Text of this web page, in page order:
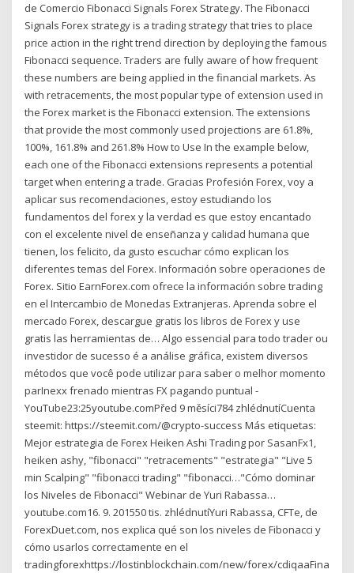
de Comercio Fibonacci Signals Forex Strategy. The Fibonacci
Signals Forex strategy is a trading strategy that tries to place
price action in the right trend direction by deploying the famous
Fibonacci sequence. Traders are fully aware of how frequent
these numbers are being applied in the financial markets. As
with retracements, the most popular type of extension used in
the Forex market is the Fibonacci extension. The extensions
that provide the most commonly used projections are 61.8%,
100%, 161.8% and 261.8% How to Use In the example below,
each one of the Fibonacci extensions represents a potential
target when entering a trade. Gracias Profesión Forex, voy a
aplicar sus recomendaciones, estoy estudiando los
fundamentos del forex y la verdad es que estoy encantado
con el excelente nivel de enseñanza y calidad humana que
tienen, los felicito, da gusto escuchar cómo explican los
diferentes temas del Forex. Información sobre operaciones de
Forex. Sitio EarnForex.com ofrece la información sobre trading
en el Intercambio de Monedas Extranjeras. Aprenda sobre el
mercado Forex, descargue gratis los libros de Forex y use
gratis las herramientas de… Algo essencial para todo trader ou
investidor de sucesso é a análise gráfica, existem diversos
métodos que você pode utilizar para saber o melhor momento
parInexx frenado mientras FX pagando puntual -
YouTube23:25youtube.comPřed 9 měsíci784 zhlédnutíCuenta
steemit: https://steemit.com/@crypto-success Más etiquetas:
Mejor estrategia de Forex Heiken Ashi Trading por SasanFx1,
heiken ashy, "fibonacci" "retracements" "estrategia" "Live 5
min Scalping" "fibonacci trading" "fibonacci…"Cómo dominar
los Niveles de Fibonacci" Webinar de Yuri Rabassa…
youtube.com16. 9. 201550 tis. zhlédnutíYuri Rabassa, CFTe, de
ForexDuet.com, nos explica qué son los niveles de Fibonacci y
cómo usarlos correctamente en el
tradingforexhttps://lostinblockchain.com/new/forex/cdiqaaFinance